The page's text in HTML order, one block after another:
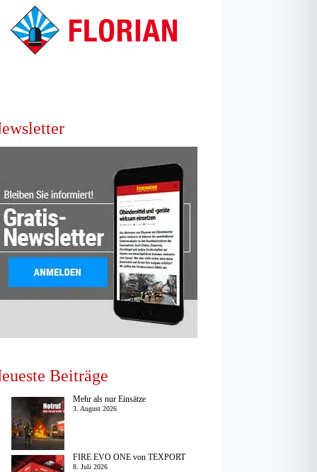
Beiträge
Mehr als nur Einsätze
3. August 2026
FIRE EVO ONE von TEXPORT
8. Juli 2026